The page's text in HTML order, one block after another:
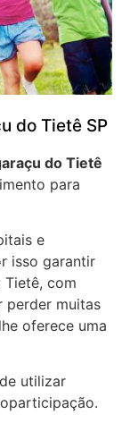
do Tietê SP
do Tietê
para
e
isso garantir
com
perder muitas
oferece uma
utilizar